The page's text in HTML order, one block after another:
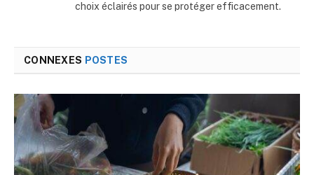
choix éclairés pour se protéger efficacement.
CONNEXES POSTES